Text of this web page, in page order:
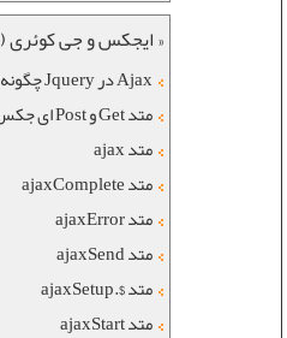
« ایجکس و جی کوئری (jQuery AJAX) »
Ajax در Jquery چگونه است ؟
متد Get و Post ای جکس در جی کوئری
متد ajax
متد ajaxComplete
متد ajaxError
متد ajaxSend
متد $.ajaxSetup
متد ajaxStart